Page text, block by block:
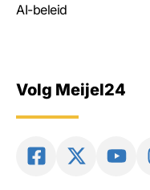
AI-beleid
Volg Meijel24